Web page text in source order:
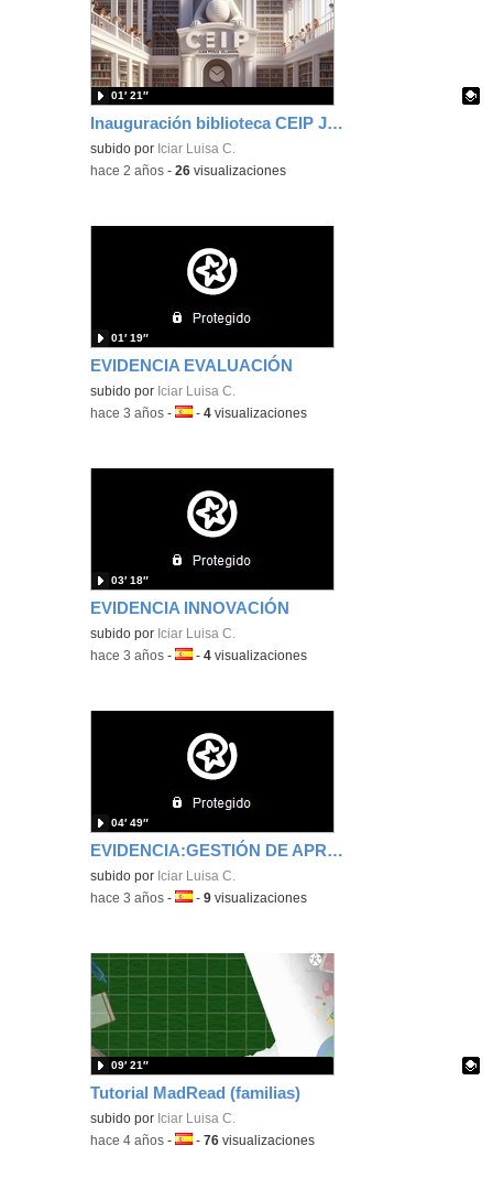
Inauguración biblioteca CEIP Juan Pérez Villaamil (2024)
Contenido educativo.
subido por Iciar Luisa C.
01′ 21″
-hace 2 años -26 visualizaciones
EVIDENCIA EVALUACIÓN
subido por Iciar Luisa C.
01′ 19″
-hace 3 años -Idioma:
-4 visualizaciones
EVIDENCIA INNOVACIÓN
subido por Iciar Luisa C.
03′ 18″
-hace 3 años -Idioma:
-4 visualizaciones
EVIDENCIA:GESTIÓN DE APRENDIZAJE
subido por Iciar Luisa C.
04′ 49″
-hace 3 años -Idioma:
-9 visualizaciones
Tutorial MadRead (familias)
Contenido educativo.
subido por Iciar Luisa C.
09′ 21″
-hace 4 años -Idioma:
-76 visualizaciones